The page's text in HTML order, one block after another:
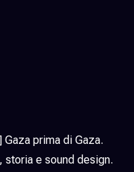
prima di Gaza.
storia e sound design.